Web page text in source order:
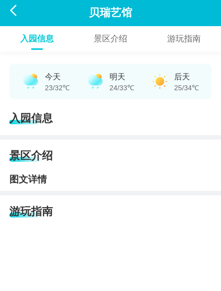
 贝瑞艺馆
入园信息 景区介绍 游玩指南
今天
23/32℃
明天
24/33℃
后天
25/34℃
入园信息
景区介绍
图文详情
游玩指南